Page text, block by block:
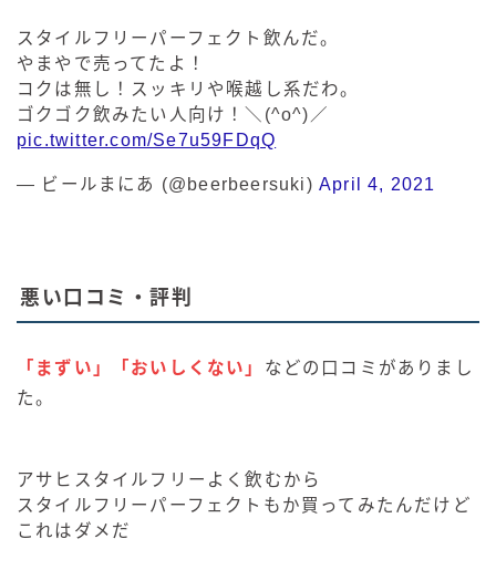
スタイルフリーパーフェクト飲んだ。
やまやで売ってたよ！
コクは無し！スッキリや喉越し系だわ。
ゴクゴク飲みたい人向け！＼(^o^)／
pic.twitter.com/Se7u59FDqQ
— ビールまにあ (@beerbeersuki) April 4, 2021
悪い口コミ・評判
「まずい」「おいしくない」 などの口コミがありまし
た。
アサヒスタイルフリーよく飲むから
スタイルフリーパーフェクトもか買ってみたんだけど
これはダメだ